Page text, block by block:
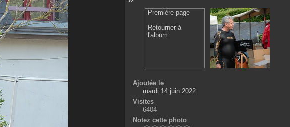
Première page
Retourner à
l'album
Ajoutée le
mardi 14 juin 2022
Visites
6404
Notez cette photo